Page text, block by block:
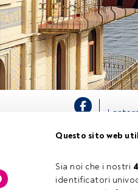
Questo sito web
Sia noi che i nostri
identificatori
Inoltre